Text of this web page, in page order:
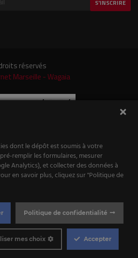
S'INSCRIRE
réservés
dont le dépôt est soumis à votre
remplir les formulaires, mesurer
Analytics), et collecter des données à
en savoir plus, cliquez sur "Politique de
Politique de confidentialité
Accepter
mes choix